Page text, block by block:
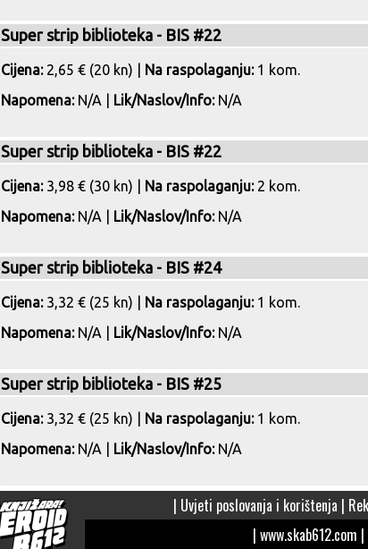
Super strip biblioteka - BIS #22
Cijena:2,65 € (20 kn) | Na raspolaganju:1 kom.
Napomena:N/A | Lik/Naslov/Info:N/A
Super strip biblioteka - BIS #22
Cijena:3,98 € (30 kn) | Na raspolaganju:2 kom.
Napomena:N/A | Lik/Naslov/Info:N/A
Super strip biblioteka - BIS #24
Cijena:3,32 € (25 kn) | Na raspolaganju:1 kom.
Napomena:N/A | Lik/Naslov/Info:N/A
Super strip biblioteka - BIS #25
Cijena:3,32 € (25 kn) | Na raspolaganju:1 kom.
Napomena:N/A | Lik/Naslov/Info:N/A
| Uvjeti poslovanja i korištenja |
|